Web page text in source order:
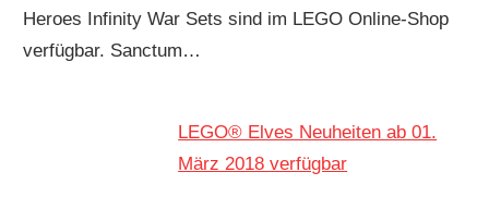
Heroes Infinity War Sets sind im LEGO Online-Shop
verfügbar. Sanctum…
LEGO® Elves Neuheiten ab 01.
März 2018 verfügbar